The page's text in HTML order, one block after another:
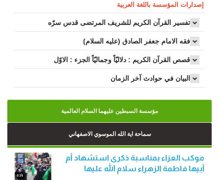
إصدارات المؤسسة باللغة العربية
تفسير القرآن الكريم للشريف المرتضى قدس سرّه
فقه الامام جعفر الصادق (علیه السلام)
قصص القرآن الکریم : دلالیّاً وجمالیّاً الجزء : الاوّل
البيان في حوادث آخر الزمان
مؤسسة السبطين عليهما السلام العالمية
سماحة اية الله الموسوي الاصفهاني
4:14
موكب العزاء بمناسبة ذكرى استشهاد أم
أبيها فاطمة الزهراء سلام الله عليها